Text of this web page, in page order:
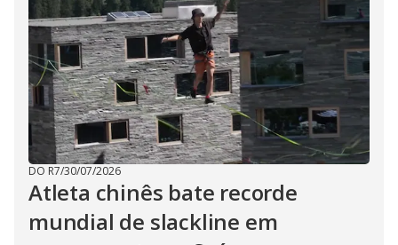
DO R7/30/07/2026
Atleta chinês bate recorde
mundial de slackline em